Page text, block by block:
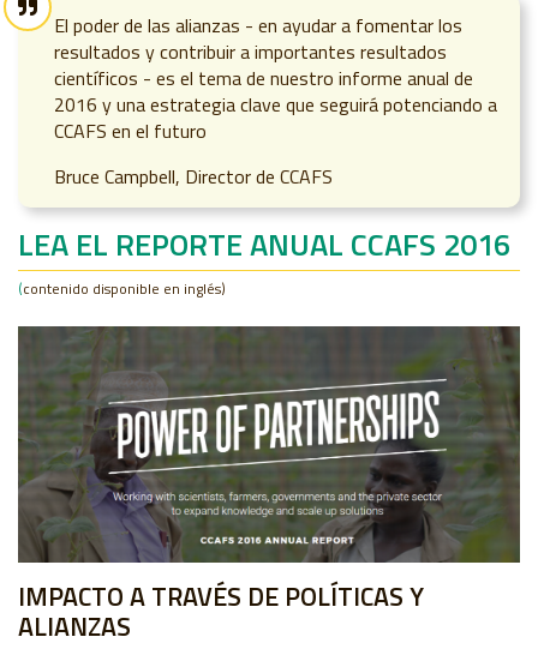
El poder de las alianzas - en ayudar a fomentar los
resultados y contribuir a importantes resultados
científicos - es el tema de nuestro informe anual de
2016 y una estrategia clave que seguirá potenciando a
CCAFS en el futuro
Bruce Campbell, Director de CCAFS
LEA EL REPORTE ANUAL CCAFS 2016
(contenido disponible en inglés)
IMPACTO A TRAVÉS DE POLÍTICAS Y
ALIANZAS